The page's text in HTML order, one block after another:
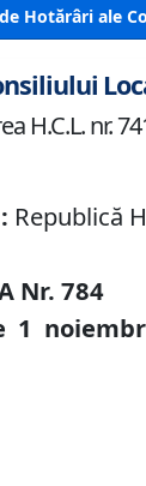
Hotărâri ale
H.C.L. nr.
Republică
Nr.784
1